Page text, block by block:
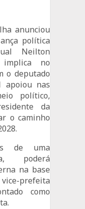
anunciou
política
Neilton
no
o deputado
apoiou nas
político,
da
o caminho
de uma
poderá
na base
prefeita
como